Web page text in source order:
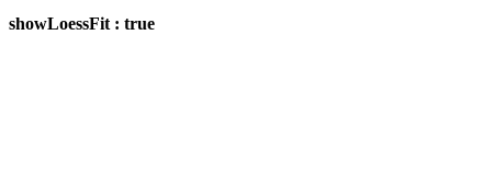
showLoessFit : true